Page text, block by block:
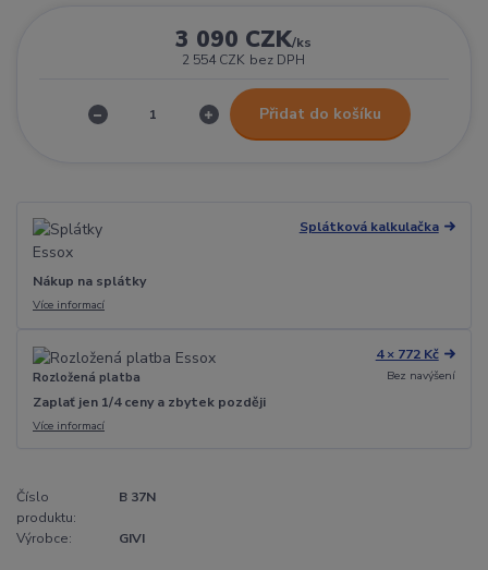
3 090 CZK/ks
2 554 CZK bez DPH
Přidat do košíku
Splátková kalkulačka
Nákup na splátky
Více informací
Rozložená platba
4 × 772 Kč
Bez navýšení
Zaplať jen 1/4 ceny a zbytek později
Více informací
Číslo
produktu:
B 37N
Výrobce: GIVI